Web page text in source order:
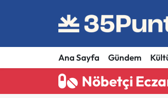
Ana Sayfa Gündem
Nöbetçi